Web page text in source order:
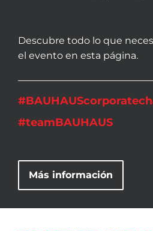
Descubre todo lo que
el evento en esta página.
#teamBAUHAUS
Más información